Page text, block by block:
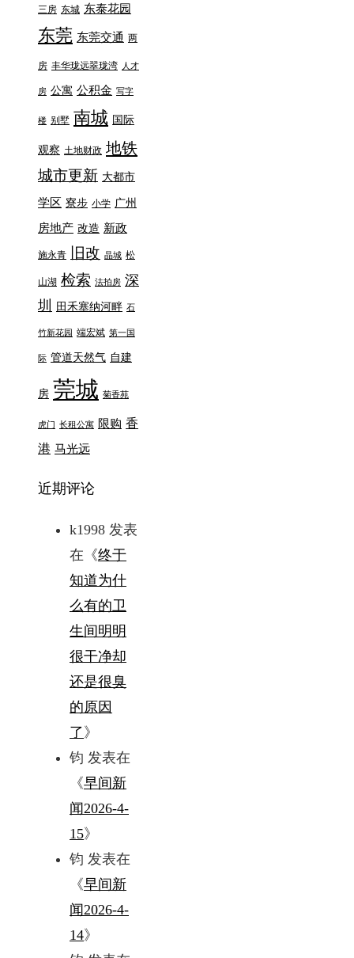
三房 东城 东泰花园
东莞 东莞交通 两
房 丰华珑远翠珑湾 人才
房 公寓 公积金 写字
楼 别墅 南城 国际
观察 土地财政 地铁
城市更新 大都市
学区 寮步 小学 广州
房地产 改造 新政
施永青 旧改 晶城 松
山湖 检索 法拍房 深
圳
田禾塞纳河畔 石
竹新花园 端宏斌 第一国
际 管道天然气 自建
房 莞城 菊香苑
虎门 长租公寓 限购 香
港 马光远
近期评论
k1998 发表
在《终于
知道为什
么有的卫
生间明明
很干净却
还是很臭
的原因
了》
钧 发表在
《早间新
闻2026-4-
15》
钧 发表在
《早间新
闻2026-4-
14》